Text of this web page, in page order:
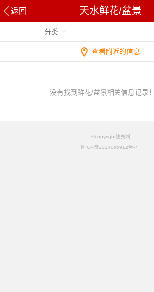
返回 天水鲜花/盆景
分类
查看附近的信息
没有找到鲜花/盆景相关信息记录！
©copyright便民网
鲁ICP备2024065912号-7